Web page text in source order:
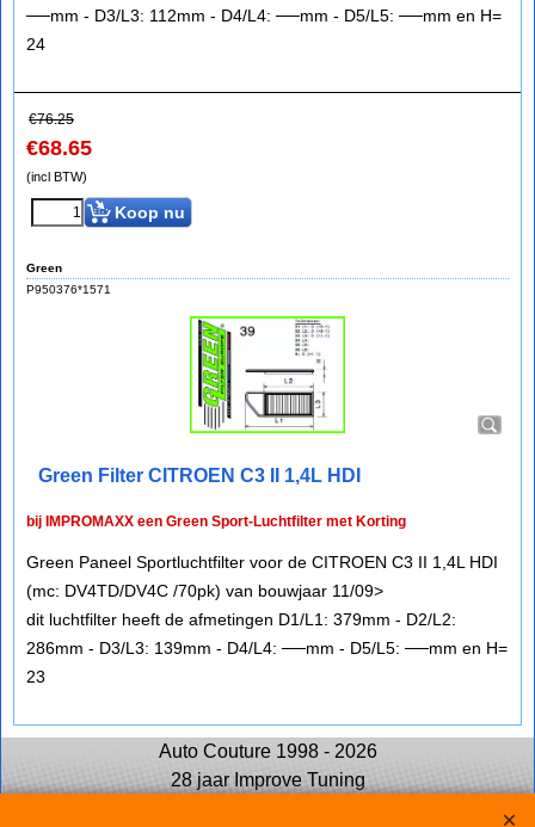
──mm - D3/L3: 112mm - D4/L4: ──mm - D5/L5: ──mm en H=
24
€76.25
€68.65
(incl BTW)
Koop nu
Green
P950376*1571
Green Filter CITROEN C3 II 1,4L HDI
bij IMPROMAXX een Green Sport-Luchtfilter met Korting
Green Paneel Sportluchtfilter voor de CITROEN C3 II 1,4L HDI
(mc: DV4TD/DV4C /70pk) van bouwjaar 11/09>
dit luchtfilter heeft de afmetingen D1/L1: 379mm - D2/L2:
286mm - D3/L3: 139mm - D4/L4: ──mm - D5/L5: ──mm en H=
23
Auto Couture 1998 - 2026
28 jaar Improve Tuning